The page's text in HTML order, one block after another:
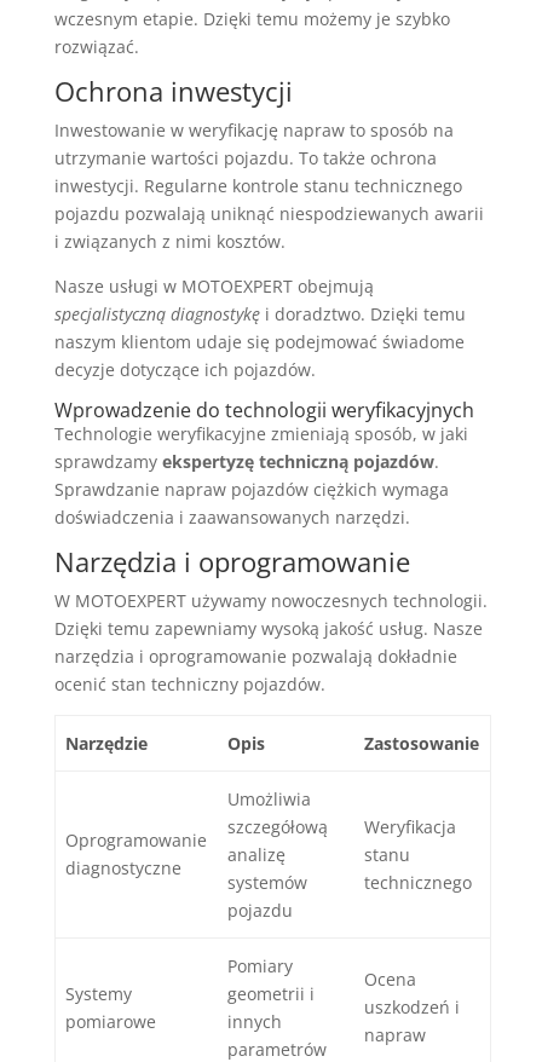
wczesnym etapie. Dzięki temu możemy je szybko
rozwiązać.
Ochrona inwestycji
Inwestowanie w weryfikację napraw to sposób na
utrzymanie wartości pojazdu. To także ochrona
inwestycji. Regularne kontrole stanu technicznego
pojazdu pozwalają uniknąć niespodziewanych awarii
i związanych z nimi kosztów.
Nasze usługi w MOTOEXPERT obejmują
specjalistyczną diagnostykęi doradztwo. Dzięki temu
naszym klientom udaje się podejmować świadome
decyzje dotyczące ich pojazdów.
Wprowadzenie do technologii weryfikacyjnych
Technologie weryfikacyjne zmieniają sposób, w jaki
sprawdzamy ekspertyzę techniczną pojazdów.
Sprawdzanie napraw pojazdów ciężkich wymaga
doświadczenia i zaawansowanych narzędzi.
Narzędzia i oprogramowanie
W MOTOEXPERT używamy nowoczesnych technologii.
Dzięki temu zapewniamy wysoką jakość usług. Nasze
narzędzia i oprogramowanie pozwalają dokładnie
ocenić stan techniczny pojazdów.
Narzędzie Opis Zastosowanie
Oprogramowanie
diagnostyczne
Umożliwia
szczegółową
analizę
systemów
pojazdu
Weryfikacja
stanu
technicznego
Systemy
pomiarowe
Pomiary
geometrii i
innych
parametrów
Ocena
uszkodzeń i
napraw